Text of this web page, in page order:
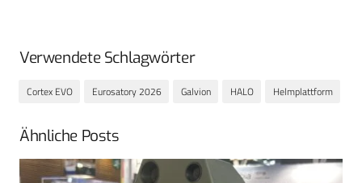
Verwendete Schlagwörter
Cortex EVO Eurosatory 2026 Galvion HALO Helmplattform
Ähnliche Posts